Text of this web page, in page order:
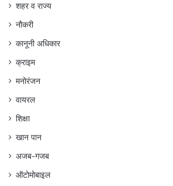
शहर व राज्य
नौकरी
कानूनी अधिकार
क्राइम
मनोरंजन
वायरल
शिक्षा
खान पान
अजब-गजब
ऑटोमोबाइल